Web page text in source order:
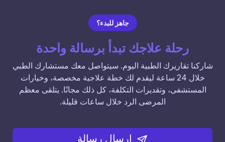
جاهز للبدء؟
رحلة علاجك تبدأ برسالة واحدة
شاركنا تقاريرك الطبية اليوم. سيتواصل معك مستشارك الطبي
خلال 24 ساعة ليقدم لك خطة علاجية مخصصة، وخيارات
المستشفى، وتقديرات التكلفة، كل ذلك مجانًا. يتلقى معظم
المرضى الرد خلال ساعات قليلة.
إرسال رسالة